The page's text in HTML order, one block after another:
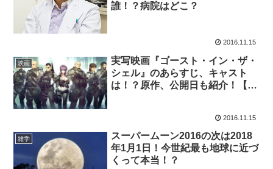
誰！？病院はどこ？
2016.11.15
映画
実写映画『ゴースト・イン・ザ・
シェル』のあらすじ、キャスト
は！？原作、公開日も紹介！【ハ
2016.11.15
雑学
スーパームーン2016の次は2018
年1月1日！今世紀最も地球に近づ
くって本当！？